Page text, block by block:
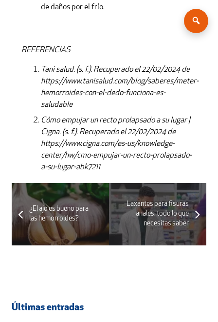
de daños por el frío.
REFERENCIAS
Tani salud. (s. f.). Recuperado el 22/02/2024 de
https://www.tanisalud.com/blog/saberes/meter-
hemorroides-con-el-dedo-funciona-es-
saludable
Cómo empujar un recto prolapsado a su lugar |
Cigna. (s. f.). Recuperado el 22/02/2024 de
https://www.cigna.com/es-us/knowledge-
center/hw/cmo-empujar-un-recto-prolapsado-
a-su-lugar-abk7211
¿El ajo es bueno para
las hemorroides?
Laxantes para fisuras
anales: todo lo que
necesitas saber
Últimas entradas